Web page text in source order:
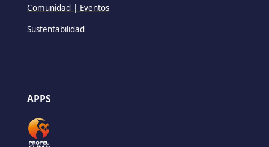
Comunidad | Eventos
Sustentabilidad
APPS